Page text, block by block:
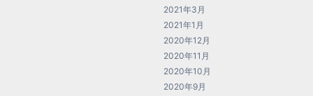
2021年3月
2021年1月
2020年12月
2020年11月
2020年10月
2020年9月